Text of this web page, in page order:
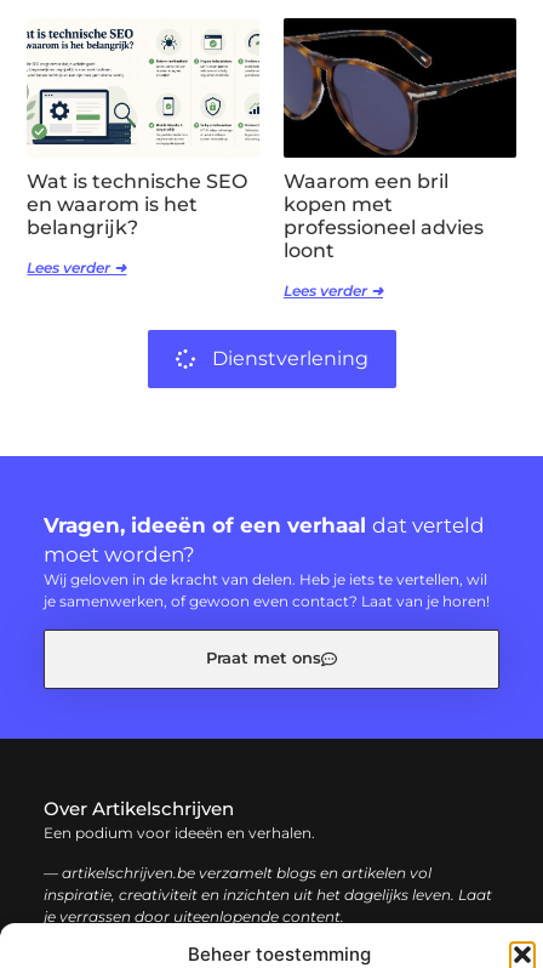
Beheer toestemming
Wat is technische SEO
en waarom is het
belangrijk?
Lees verder ➜
Waarom een bril
kopen met
professioneel advies
loont
Lees verder ➜
Dienstverlening
Vragen, ideeën of een verhaal dat verteld
moet worden?
Wij geloven in de kracht van delen. Heb je iets te vertellen, wil
je samenwerken, of gewoon even contact? Laat van je horen!
Praat met ons
Over Artikelschrijven
Een podium voor ideeën en verhalen.
— artikelschrijven.be verzamelt blogs en artikelen vol
inspiratie, creativiteit en inzichten uit het dagelijks leven. Laat
je verrassen door uiteenlopende content.